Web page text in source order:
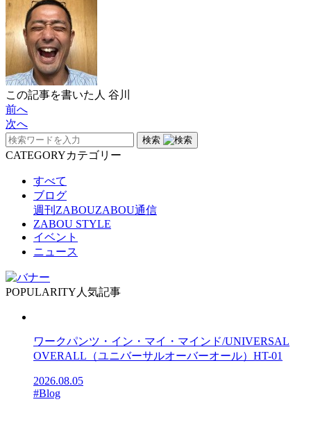
この記事を書いた人 谷川
前へ
次へ
検索
CATEGORYカテゴリー
すべて
ブログ
週刊ZABOUZABOU通信
ZABOU STYLE
イベント
ニュース
POPULARITY 人気記事
ワークパンツ・イン・マイ・マインド/UNIVERSAL
OVERALL（ユニバーサルオーバーオール）HT-01
2026.08.05
#Blog